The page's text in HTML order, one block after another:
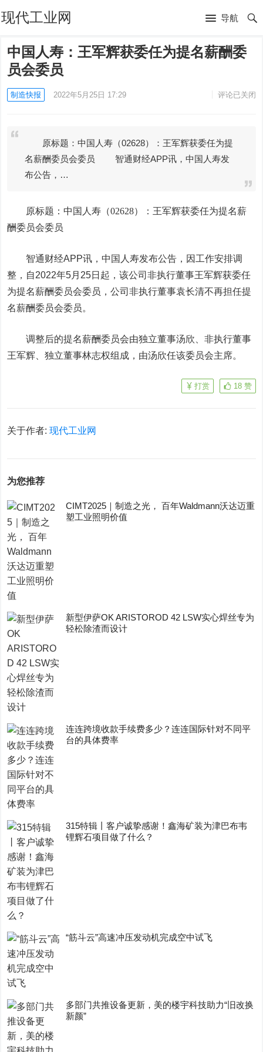
现代工业网 导航
中国人寿：王军辉获委任为提名薪酬委
员会委员
制造快报 2022年5月25日 17:29 评论已关闭
原标题：中国人寿（02628）：王军辉获委任为提
名薪酬委员会委员 智通财经APP讯，中国人寿发
布公告，…
原标题： 中国人寿 （02628）：王军辉获委任为提名薪
酬委员会委员
智通财经APP讯，中国人寿发布公告，因工作安排调
整，自2022年5月25日起，该公司非执行董事王军辉获委任
为提名薪酬委员会委员，公司非执行董事袁长清不再担任提
名薪酬委员会委员。
调整后的提名薪酬委员会由独立董事汤欣、非执行董事
王军辉、独立董事林志权组成，由汤欣任该委员会主席。
18 赞
打赏
关于作者:现代工业网
为您推荐
CIMT2025｜制造之光， 百年Waldmann沃达迈重
塑工业照明价值
新型伊萨OK ARISTOROD 42 LSW实心焊丝专为
轻松除渣而设计
连连跨境收款手续费多少？连连国际针对不同平
台的具体费率
315特辑丨客户诚挚感谢！鑫海矿装为津巴布韦
锂辉石项目做了什么？
“筋斗云”高速冲压发动机完成空中试飞
多部门共推设备更新，美的楼宇科技助力“旧改换
新颜”